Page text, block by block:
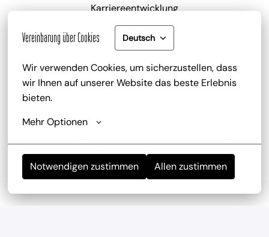
Vereinbarung über Cookies Deutsch
Wir verwenden Cookies, um sicherzustellen, dass
wir Ihnen auf unserer Website das beste Erlebnis
bieten.
Mehr Optionen
Notwendigen zustimmen Allen zustimmen
Karriereentwicklung
zu deinem attraktiven Gehalt gib es zusätzlich die
kostenlose Getränke